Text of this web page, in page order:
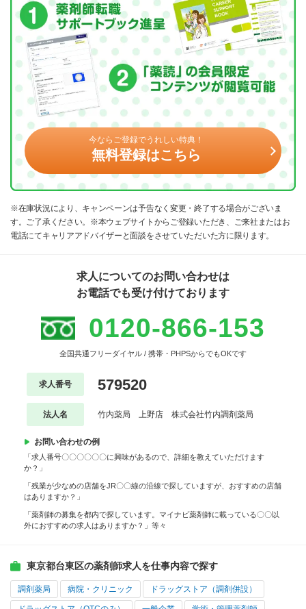
今ならご登録でうれしい特典！
無料登録はこちら
※在庫状況により、キャンペーンは予告なく変更・終了する場合がございま
す。ご了承ください。※本ウェブサイトからご登録いただき、ご来社またはお
電話にてキャリアアドバイザーと面談をさせていただいた方に限ります。
求人についてのお問い合わせは
お電話でも受け付けております
0120-866-153
全国共通フリーダイヤル / 携帯・PHPSからでもOKです
求人番号 579520
法人名 竹内薬局 上野店 株式会社竹内調剤薬局
お問い合わせの例
「求人番号〇〇〇〇〇〇に興味があるので、詳細を教えていただけます
か？」
「残業が少なめの店舗をJR〇〇線の沿線で探していますが、おすすめの店舗
はありますか？」
「薬剤師の募集を都内で探しています。マイナビ薬剤師に載っている〇〇以
外におすすめの求人はありますか？」等々
東京都台東区の薬剤師求人を仕事内容で探す
調剤薬局 病院・クリニック ドラッグストア（調剤併設）